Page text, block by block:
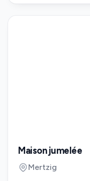
Maison jumelée
Mertzig